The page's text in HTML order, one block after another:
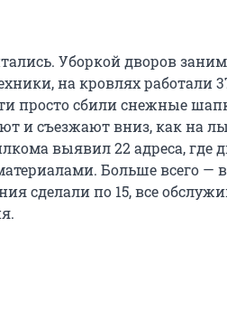
Уборкой дворов
на кровлях работали
просто сбили снежные
и съезжают вниз, как на
выявил 22 адреса, где
Больше всего —
сделали по 15, все